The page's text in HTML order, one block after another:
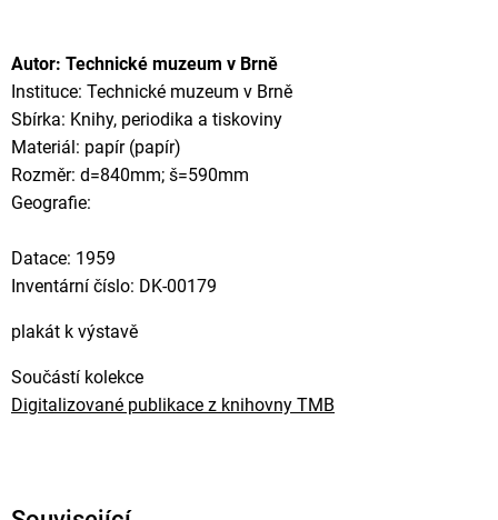
Autor: Technické muzeum v Brně
Instituce: Technické muzeum v Brně
Sbírka: Knihy, periodika a tiskoviny
Materiál: papír (papír)
Rozměr: d=840mm; š=590mm
Geografie:
Datace: 1959
Inventární číslo: DK-00179
plakát k výstavě
Součástí kolekce
Digitalizované publikace z knihovny TMB